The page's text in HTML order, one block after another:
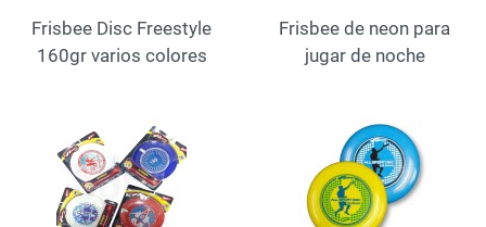
Frisbee Disc Freestyle
160gr varios colores
Frisbee de neon para
jugar de noche
Add to Wishlist
Quick View